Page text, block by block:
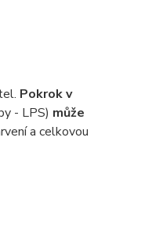
Pokrok v
- LPS) může
a celkovou